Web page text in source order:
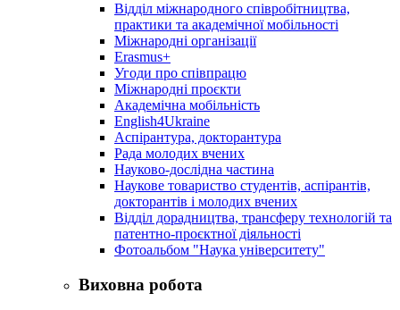
Відділ міжнародного співробітництва,
практики та академічної мобільності
Міжнародні організації
Erasmus+
Угоди про співпрацю
Міжнародні проєкти
Академічна мобільність
English4Ukraine
Аспірантура, докторантура
Рада молодих вчених
Науково-дослідна частина
Наукове товариство студентів, аспірантів,
докторантів і молодих вчених
Відділ дорадництва, трансферу технологій та
патентно-проєктної діяльності
Фотоальбом "Наука університету"
Виховна робота